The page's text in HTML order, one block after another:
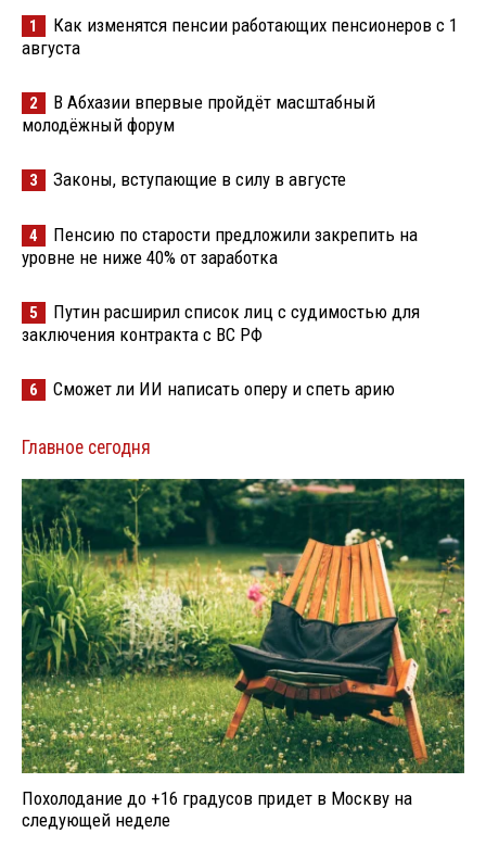
1
Как изменятся пенсии работающих пенсионеров с 1
августа
2
В Абхазии впервые пройдёт масштабный
молодёжный форум
3 Законы, вступающие в силу в августе
4
Пенсию по старости предложили закрепить на
уровне не ниже 40% от заработка
5
Путин расширил список лиц с судимостью для
заключения контракта с ВС РФ
6 Сможет ли ИИ написать оперу и спеть арию
Главное сегодня
Похолодание до +16 градусов придет в Москву на
следующей неделе